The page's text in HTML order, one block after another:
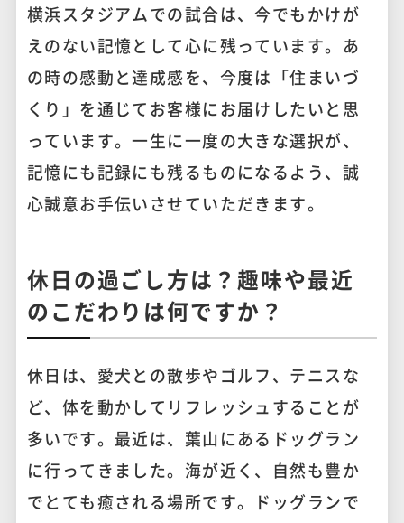
横浜スタジアムでの試合は、今でもかけが
えのない記憶として心に残っています。あ
の時の感動と達成感を、今度は「住まいづ
くり」を通じてお客様にお届けしたいと思
っています。一生に一度の大きな選択が、
記憶にも記録にも残るものになるよう、誠
心誠意お手伝いさせていただきます。
休日の過ごし方は？趣味や最近
のこだわりは何ですか？
休日は、愛犬との散歩やゴルフ、テニスな
ど、体を動かしてリフレッシュすることが
多いです。最近は、葉山にあるドッグラン
に行ってきました。海が近く、自然も豊か
でとても癒される場所です。ドッグランで